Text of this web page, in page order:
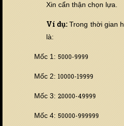
Xin cẩn thận chọn lựa.
Ví dụ: Trong thời gian
là:
Mốc 1: 5000-9999
Mốc 2: 10000-19999
Mốc 3: 20000-49999
Mốc 4: 50000-999999